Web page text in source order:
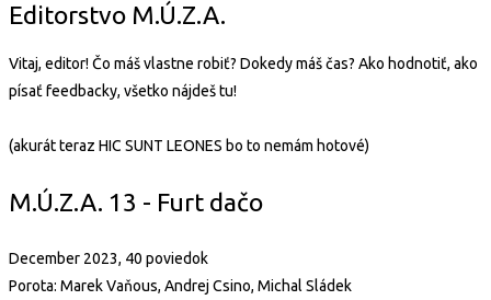
Editorstvo M.Ú.Z.A.
Vitaj, editor! Čo máš vlastne robiť? Dokedy máš čas? Ako hodnotiť, ako
písať feedbacky, všetko nájdeš tu!
(akurát teraz HIC SUNT LEONES bo to nemám hotové)
M.Ú.Z.A. 13 - Furt dačo
December 2023, 40 poviedok
Porota: Marek Vaňous, Andrej Csino, Michal Sládek